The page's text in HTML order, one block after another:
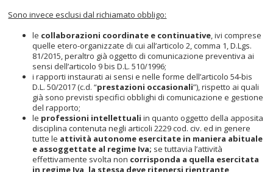
Sono invece esclusi dal richiamato obbligo:
le collaborazioni coordinate e continuative, ivi comprese
quelle etero-organizzate di cui all’articolo 2, comma 1, D.Lgs.
81/2015, peraltro già oggetto di comunicazione preventiva ai
sensi dell’articolo 9 bis D.L. 510/1996;
i rapporti instaurati ai sensi e nelle forme dell’articolo 54-bis
D.L. 50/2017 (c.d. “prestazioni occasionali”), rispetto ai quali
già sono previsti specifici obblighi di comunicazione e gestione
del rapporto;
le professioni intellettuali in quanto oggetto della apposita
disciplina contenuta negli articoli 2229 cod. civ. ed in genere
tutte le attività autonome esercitate in maniera abituale
e assoggettate al regime Iva; se tuttavia l’attività
effettivamente svolta non corrisponda a quella esercitata
in regime Iva, la stessa deve ritenersi rientrante